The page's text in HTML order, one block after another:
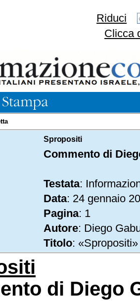
Riduci
Clicca
Spropositi
Commento di
Testata:
Data: 24 gennaio
Pagina: 1
Autore: Diego
Titolo: «Spropositi»
di Diego